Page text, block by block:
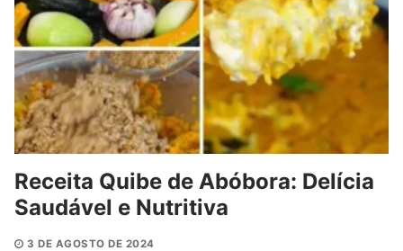
Receita Quibe de Abóbora: Delícia
Saudável e Nutritiva
3 DE AGOSTO DE 2024